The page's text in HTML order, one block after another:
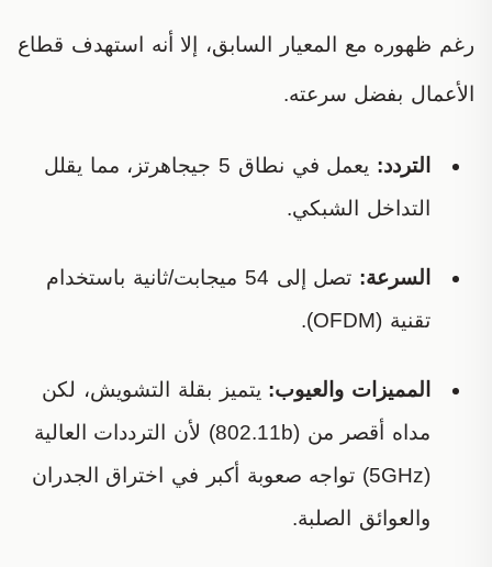
رغم ظهوره مع المعيار السابق، إلا أنه استهدف قطاع
الأعمال بفضل سرعته.
التردد:
يعمل في نطاق 5 جيجاهرتز، مما يقلل
التداخل الشبكي.
السرعة:
تصل إلى 54 ميجابت/ثانية باستخدام
تقنية (OFDM).
المميزات والعيوب: يتميز بقلة التشويش، لكن
مداه أقصر من (802.11b) لأن الترددات العالية
(5GHz) تواجه صعوبة أكبر في اختراق الجدران
والعوائق الصلبة.